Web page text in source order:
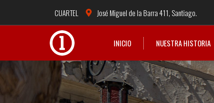
CUARTEL José Miguel de la Barra 411, Santiago.
INICIO NUESTRA HISTORIA